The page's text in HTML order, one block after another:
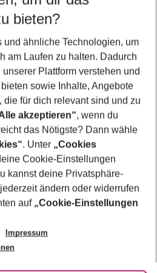
5-8 Nächte
Kinder
anzeigen
bieten?
ähnliche Technologien, um
am Laufen zu halten. Dadurch
Plattform verstehen und
sowie Inhalte, Angebote
die für dich relevant sind und zu
akzeptieren“, wenn du
das Nötigste? Dann wähle
. Unter „Cookies
Cookie-Einstellungen
kannst deine Privatsphäre-
ändern oder widerrufen
auf „Cookie-Einstellungen
Impressum